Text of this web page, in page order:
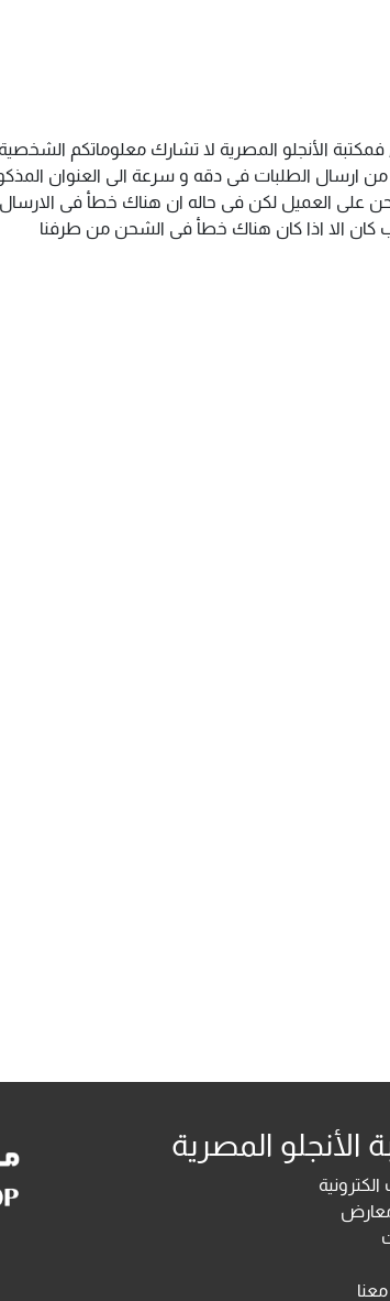
فمكتبة الأنجلو المصرية لا تشارك معلوماتكم
الطلبات فى دقه و سرعة الى العنوان
على العميل لكن فى حاله ان هناك خطأ فى الارسال
كان الا اذا كان هناك خطأ فى الشحن من طرفنا
الأنجلو المصرية
الكترونية